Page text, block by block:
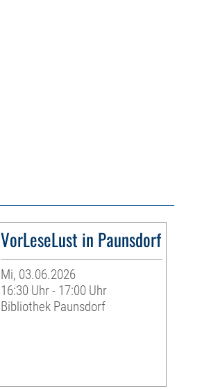
VorLeseLust in Paunsdorf
Mi, 03.06.2026
16:30 Uhr - 17:00 Uhr
Bibliothek Paunsdorf